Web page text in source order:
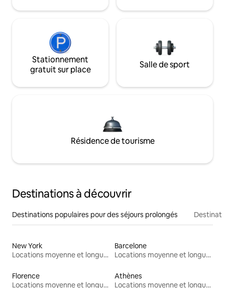
Stationnement
gratuit sur place
Salle de sport
Résidence de tourisme
Destinations à découvrir
Destinations populaires pour des séjours prolongés
New York
Locations moyenne et longue durée
Barcelone
Locations moyenne et longue durée
Florence
Locations moyenne et longue durée
Athènes
Locations moyenne et longue durée